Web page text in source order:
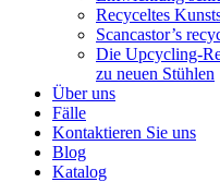
Recyceltes
Scancastor’s
Die Upcycling-
zu neuen Stühlen
Über uns
Fälle
Kontaktieren Sie uns
Blog
Katalog